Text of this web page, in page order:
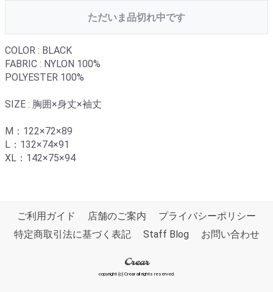
ただいま品切れ中です
COLOR : BLACK
FABRIC : NYLON 100%
POLYESTER 100%
SIZE : 胸囲×身丈×袖丈
M：122×72×89
L：132×74×91
XL：142×75×94
ご利用ガイド 店舗のご案内
プライバシーポリシー
特定商取引法に基づく表記
Staff Blog お問い合わせ
Crear
copyright (c) Crear all rights reserved.